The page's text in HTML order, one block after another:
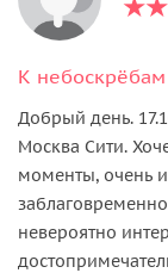
Добрый день.
Москва Сити.
моменты, очень
невероятно